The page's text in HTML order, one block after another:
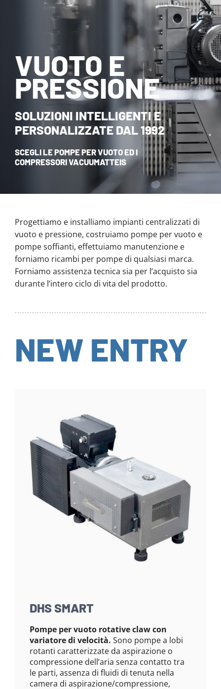
HOME
VUOTO E
PRESSIONE
SOLUZIONI INTELLIGENTI E
PERSONALIZZATE DAL 1992
SCEGLI LE POMPE PER VUOTO ED I
COMPRESSORI VACUUMATTEIS
Progettiamo e installiamo impianti centralizzati di
vuoto e pressione, costruiamo pompe per vuoto e
pompe soffianti, effettuiamo manutenzione e
forniamo ricambi per pompe di qualsiasi marca.
Forniamo assistenza tecnica sia per l’acquisto sia
durante l’intero ciclo di vita del prodotto.
NEW ENTRY
DHS SMART
Pompe per vuoto rotative claw con
variatore di velocità. Sono pompe a lobi
rotanti caratterizzate da aspirazione o
compressione dell’aria senza contatto tra
le parti, assenza di fluidi di tenuta nella
camera di aspirazione/compressione,